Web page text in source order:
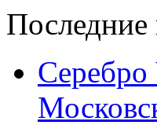
Последние